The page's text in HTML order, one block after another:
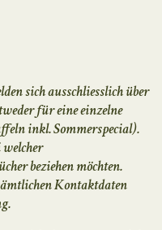
sich ausschliesslich über
für eine einzelne
inkl. Sommerspecial).
beziehen möchten.
Kontaktdaten